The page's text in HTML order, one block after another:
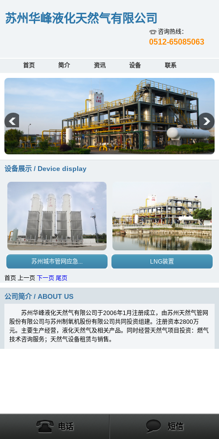
苏州华峰液化天然气有限公司
咨询热线：
0512-65085063
首页 简介 资讯 设备 联系
设备展示 / Device display
苏州城市管网应急... LNG装置
首页 上一页 下一页 尾页
公司简介 / ABOUT US
苏州华峰液化天然气有限公司于2006年1月注册成立，由苏州天然气管网
股份有限公司与苏州制氧机股份有限公司共同投资组建。注册资本2800万
元。主要生产经营，液化天然气及相关产品。同时经营天然气项目投资：燃气
技术咨询服务；天然气设备租赁与销售。
电话 短信